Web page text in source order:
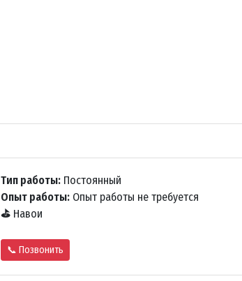
Тип работы: Постоянный
Опыт работы: Опыт работы не требуется
⛳ Навои
📞 Позвонить